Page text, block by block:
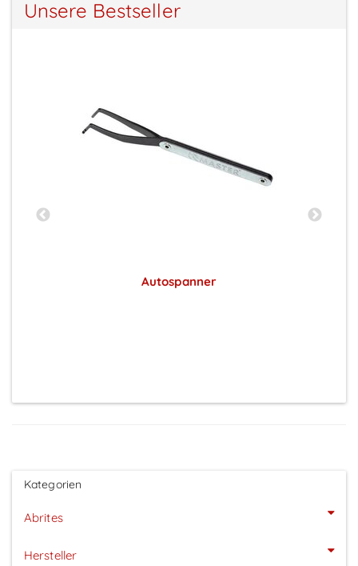
Unsere Bestseller
Autospanner
Kategorien
Abrites
Hersteller